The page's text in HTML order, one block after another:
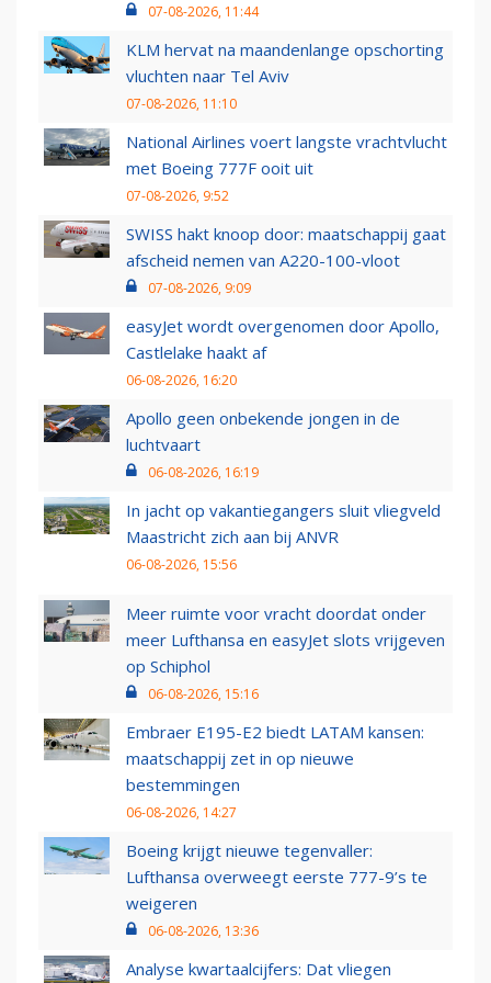
07-08-2026, 11:44
KLM hervat na maandenlange opschorting
vluchten naar Tel Aviv
07-08-2026, 11:10
National Airlines voert langste vrachtvlucht
met Boeing 777F ooit uit
07-08-2026, 9:52
SWISS hakt knoop door: maatschappij gaat
afscheid nemen van A220-100-vloot
07-08-2026, 9:09
easyJet wordt overgenomen door Apollo,
Castlelake haakt af
06-08-2026, 16:20
Apollo geen onbekende jongen in de
luchtvaart
06-08-2026, 16:19
In jacht op vakantiegangers sluit vliegveld
Maastricht zich aan bij ANVR
06-08-2026, 15:56
Meer ruimte voor vracht doordat onder
meer Lufthansa en easyJet slots vrijgeven
op Schiphol
06-08-2026, 15:16
Embraer E195-E2 biedt LATAM kansen:
maatschappij zet in op nieuwe
bestemmingen
06-08-2026, 14:27
Boeing krijgt nieuwe tegenvaller:
Lufthansa overweegt eerste 777-9’s te
weigeren
06-08-2026, 13:36
Analyse kwartaalcijfers: Dat vliegen